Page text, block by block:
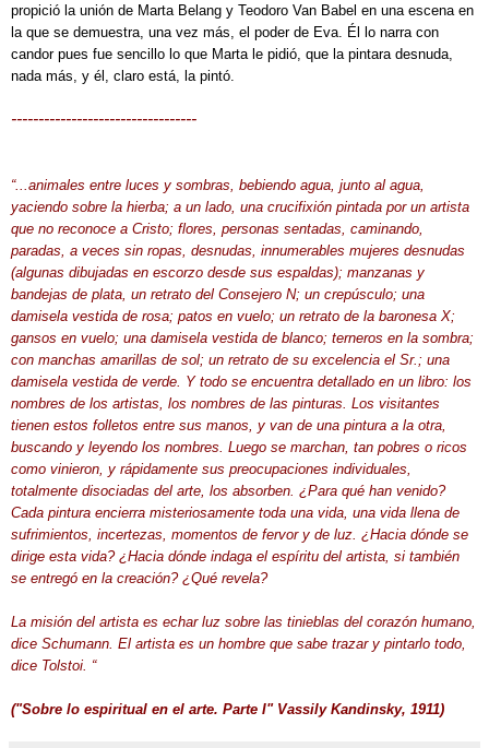
propició la unión de Marta Belang y Teodoro Van Babel en una escena en
la que se demuestra, una vez más, el poder de Eva. Él lo narra con
candor pues fue sencillo lo que Marta le pidió, que la pintara desnuda,
nada más, y él, claro está, la pintó.
----------------------------------
“...animales entre luces y sombras, bebiendo agua, junto al agua,
yaciendo sobre la hierba; a un lado, una crucifixión pintada por un artista
que no reconoce a Cristo; flores, personas sentadas, caminando,
paradas, a veces sin ropas, desnudas, innumerables mujeres desnudas
(algunas dibujadas en escorzo desde sus espaldas); manzanas y
bandejas de plata, un retrato del Consejero N; un crepúsculo; una
damisela vestida de rosa; patos en vuelo; un retrato de la baronesa X;
gansos en vuelo; una damisela vestida de blanco; terneros en la sombra;
con manchas amarillas de sol; un retrato de su excelencia el Sr.; una
damisela vestida de verde. Y todo se encuentra detallado en un libro: los
nombres de los artistas, los nombres de las pinturas. Los visitantes
tienen estos folletos entre sus manos, y van de una pintura a la otra,
buscando y leyendo los nombres. Luego se marchan, tan pobres o ricos
como vinieron, y rápidamente sus preocupaciones individuales,
totalmente disociadas del arte, los absorben. ¿Para qué han venido?
Cada pintura encierra misteriosamente toda una vida, una vida llena de
sufrimientos, incertezas, momentos de fervor y de luz. ¿Hacia dónde se
dirige esta vida? ¿Hacia dónde indaga el espíritu del artista, si también
se entregó en la creación? ¿Qué revela?
La misión del artista es echar luz sobre las tinieblas del corazón humano,
dice Schumann. El artista es un hombre que sabe trazar y pintarlo todo,
dice Tolstoi. “
("Sobre lo espiritual en el arte. Parte I" Vassily Kandinsky, 1911)